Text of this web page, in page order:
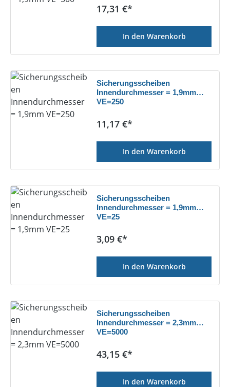
Regulärer Preis:
17,31 €*
In den Warenkorb
Sicherungsscheiben
Innendurchmesser = 1,9mm
VE=250
Regulärer Preis:
11,17 €*
In den Warenkorb
Sicherungsscheiben
Innendurchmesser = 1,9mm
VE=25
Regulärer Preis:
3,09 €*
In den Warenkorb
Sicherungsscheiben
Innendurchmesser = 2,3mm
VE=5000
Regulärer Preis:
43,15 €*
In den Warenkorb